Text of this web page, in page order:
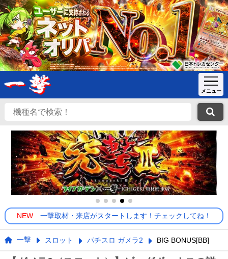
NEW 一撃取材・来店がスタートします！チェックしてね！
一撃 スロット パチスロ ガメラ2 BIG BONUS[BB]